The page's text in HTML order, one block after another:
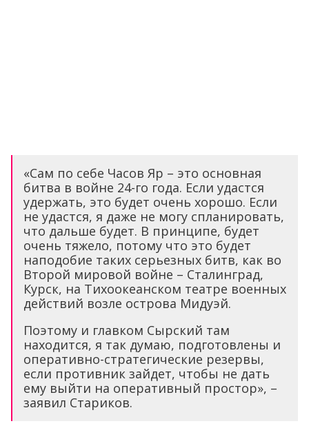
«Сам по себе Часов Яр – это основная
битва в войне 24-го года. Если удастся
удержать, это будет очень хорошо. Если
не удастся, я даже не могу спланировать,
что дальше будет. В принципе, будет
очень тяжело, потому что это будет
наподобие таких серьезных битв, как во
Второй мировой войне – Сталинград,
Курск, на Тихоокеанском театре военных
действий возле острова Мидуэй.
Поэтому и главком Сырский там
находится, я так думаю, подготовлены и
оперативно-стратегические резервы,
если противник зайдет, чтобы не дать
ему выйти на оперативный простор», –
заявил Стариков.